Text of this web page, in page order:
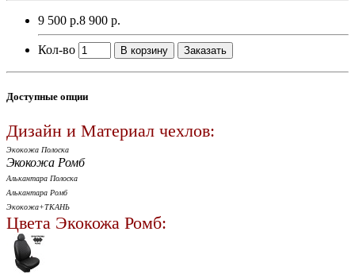
9 500 р.8 900 р.
Кол-во В корзину Заказать
Доступные опции
Дизайн и Материал чехлов:
Экокожа Полоска
Экокожа Ромб
Алькантара Полоска
Алькантара Ромб
Экокожа+ТКАНЬ
Цвета Экокожа Ромб: